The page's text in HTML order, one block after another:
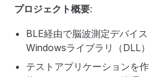
プロジェクト概要:
BLE経由で脳波測定デバイ
Windowsライブラリ（DLL
テストアプリケーションを